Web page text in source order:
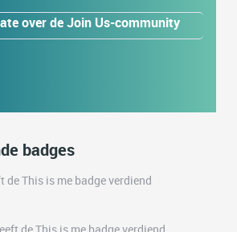
over de Join Us-community
badges
de This is me badge verdiend